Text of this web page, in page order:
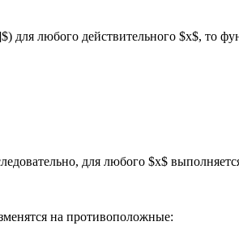
для любого действительного $x$, то
для любого $x$
на противоположные: